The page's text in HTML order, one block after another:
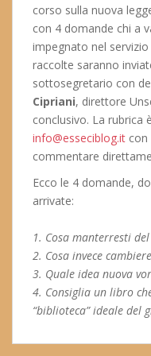
corso sulla nuova
con 4 domande chi a
impegnato nel
raccolte saranno
sottosegretario con
Cipriani, direttore
conclusivo. La rubrica
info@esseciblog.it con
commentare
Ecco le 4 domande,
arrivate:
1. Cosa manterresti
2. Cosa invece
3. Quale idea nuova
4. Consiglia un libro
“biblioteca” ideale del